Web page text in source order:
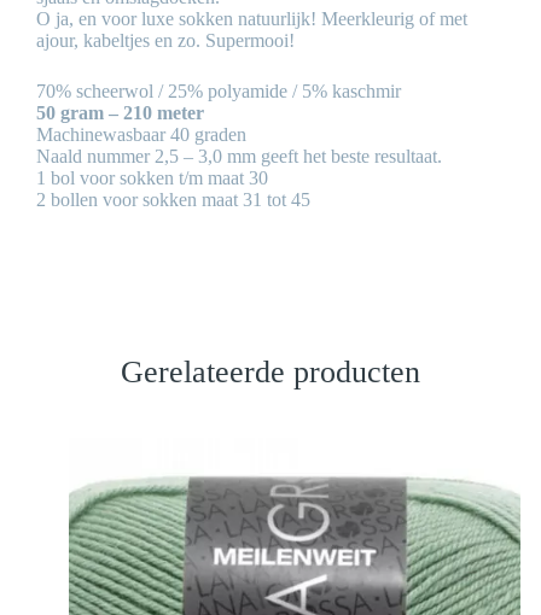
O ja, en voor luxe sokken natuurlijk! Meerkleurig of met
ajour, kabeltjes en zo. Supermooi!
70% scheerwol / 25% polyamide / 5% kaschmir
50 gram – 210 meter
Machinewasbaar 40 graden
Naald nummer 2,5 – 3,0 mm geeft het beste resultaat.
1 bol voor sokken t/m maat 30
2 bollen voor sokken maat 31 tot 45
Gerelateerde producten